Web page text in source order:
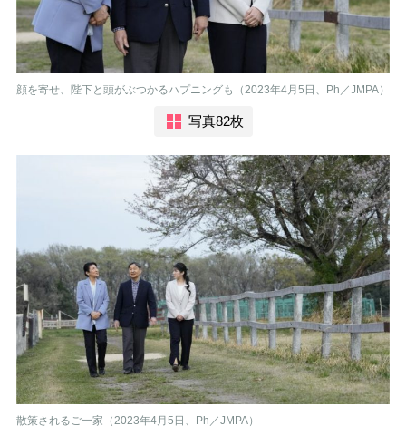
顔を寄せ、陛下と頭がぶつかるハプニングも（2023年4月5日、Ph／JMPA）
写真82枚
散策されるご一家（2023年4月5日、Ph／JMPA）